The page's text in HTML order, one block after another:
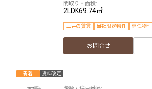
13階１３１０
175,000円12,000円
1.0ヶ月
2LDK69.74㎡
三井の賃貸 当社限定物件 専任物件
お問合せ
新着 賃料改定